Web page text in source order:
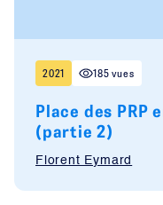
2021 185 vues
Place des PRP
(partie 2)
Florent Eymard